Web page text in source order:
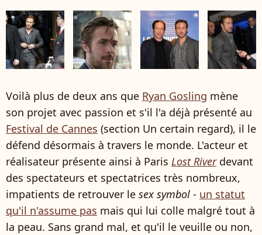
Voilà plus de deux ans que Ryan Gosling mène
son projet avec passion et s'il l'a déjà présenté au
Festival de Cannes (section Un certain regard), il le
défend désormais à travers le monde. L'acteur et
réalisateur présente ainsi à Paris Lost Riverdevant
des spectateurs et spectatrices très nombreux,
impatients de retrouver le sex symbol - un statut
qu'il n'assume pas mais qui lui colle malgré tout à
la peau. Sans grand mal, et qu'il le veuille ou non,